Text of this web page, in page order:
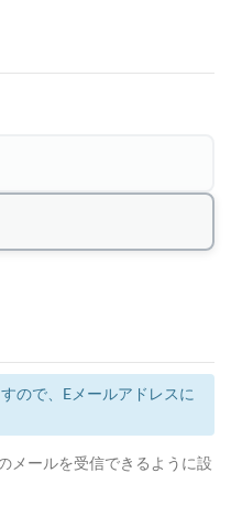
ので、Eメールアドレスに
メールを受信できるように設